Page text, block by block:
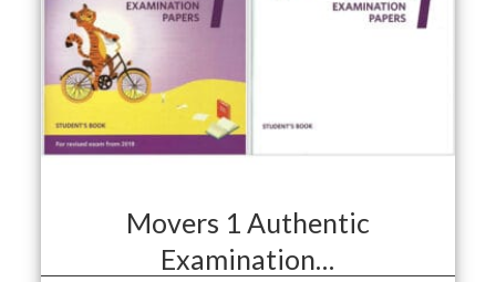
Movers 1 Authentic
Examination…